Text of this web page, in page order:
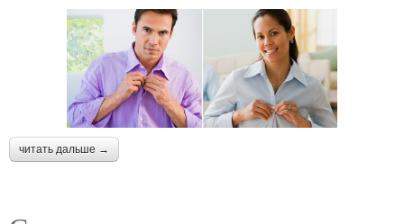
читать дальше →